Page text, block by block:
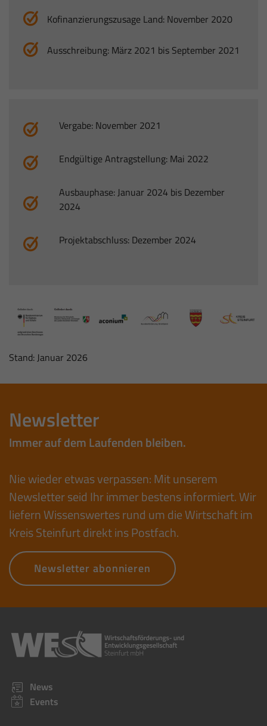
Kofinanzierungszusage Land: November 2020
Ausschreibung: März 2021 bis September 2021
Vergabe: November 2021
Endgültige Antragstellung: Mai 2022
Ausbauphase: Januar 2024 bis Dezember
2024
Projektabschluss: Dezember 2024
Stand: Januar 2026
Newsletter
Immer auf dem Laufenden bleiben.
Nie wieder etwas verpassen: Mit unserem
Newsletter seid Ihr immer bestens informiert. Wir
liefern Wissenswertes rund um die Wirtschaft im
Kreis Steinfurt direkt ins Postfach.
Newsletter abonnieren
News
Events